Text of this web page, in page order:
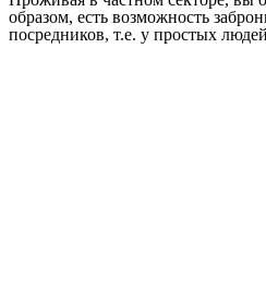
образом, есть возможность
посредников, т.е. у простых